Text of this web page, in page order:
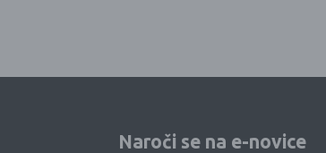
Naroči se na e-novice